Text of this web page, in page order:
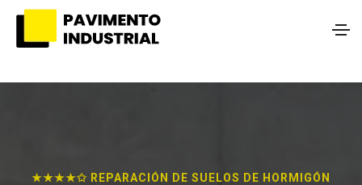
★★★★✩ REPARACIÓN DE SUELOS DE HORMIGÓN